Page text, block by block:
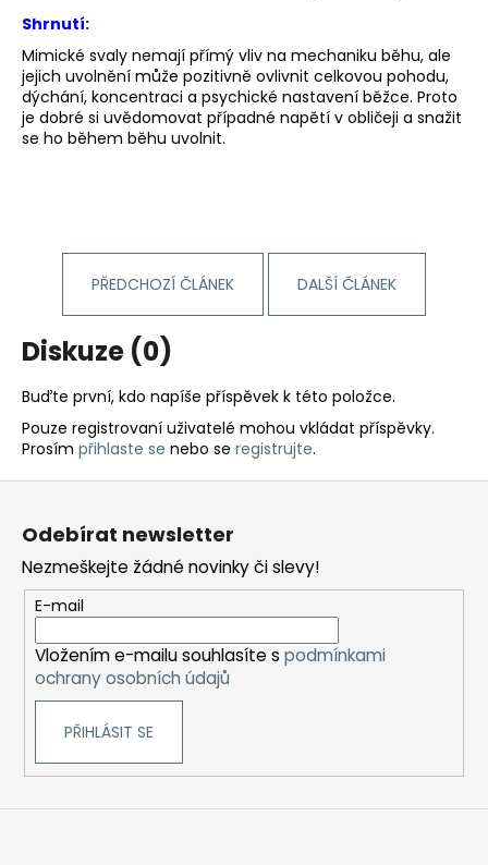
Shrnutí:
Mimické svaly nemají přímý vliv na mechaniku běhu, ale
jejich uvolnění může pozitivně ovlivnit celkovou pohodu,
dýchání, koncentraci a psychické nastavení běžce. Proto
je dobré si uvědomovat případné napětí v obličeji a snažit
se ho během běhu uvolnit.
PŘEDCHOZÍ ČLÁNEK DALŠÍ ČLÁNEK
Diskuze (0)
Buďte první, kdo napíše příspěvek k této položce.
Pouze registrovaní uživatelé mohou vkládat příspěvky.
Prosím přihlaste se nebo se registrujte.
Odebírat newsletter
Nezmeškejte žádné novinky či slevy!
E-mail
Vložením e-mailu souhlasíte s podmínkami
ochrany osobních údajů
PŘIHLÁSIT SE